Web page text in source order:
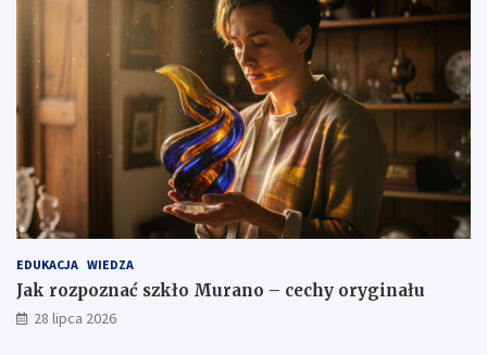
EDUKACJA WIEDZA
Jak rozpoznać szkło Murano – cechy oryginału
28 lipca 2026